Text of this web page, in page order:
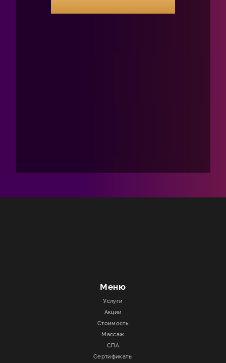
Меню
Услуги
Акции
Стоимость
Массаж
СПА
Сертификаты